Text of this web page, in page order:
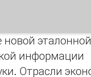
новой эталонной
информации
Отрасли